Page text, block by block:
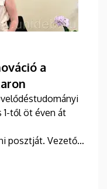
a
től öt éven át
posztját. Vezetői
a kar
klasszikus
reagálva a